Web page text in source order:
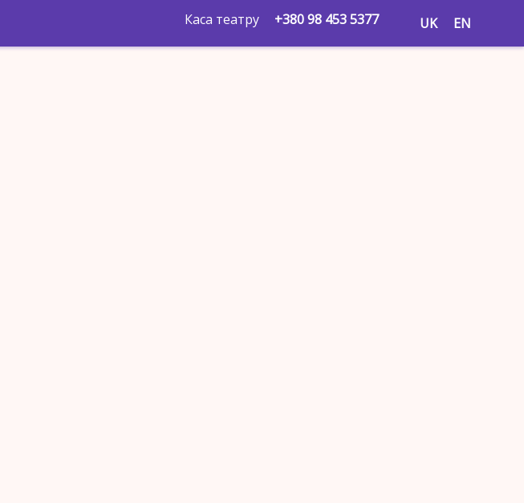
Каса театру +380 98 453 5377 UK EN